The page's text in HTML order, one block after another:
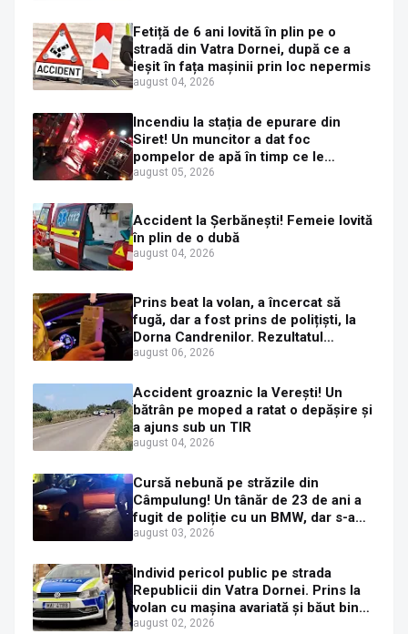
Fetiță de 6 ani lovită în plin pe o
stradă din Vatra Dornei, după ce a
ieșit în fața mașinii prin loc nepermis
august 04, 2026
Incendiu la stația de epurare din
Siret! Un muncitor a dat foc
pompelor de apă în timp ce le
alimenta cu combustibil
august 05, 2026
Accident la Șerbănești! Femeie lovită
în plin de o dubă
august 04, 2026
Prins beat la volan, a încercat să
fugă, dar a fost prins de polițiști, la
Dorna Candrenilor. Rezultatul
etilotestului: 1,59 mg/l alcool pur în
august 06, 2026
Accident groaznic la Verești! Un
bătrân pe moped a ratat o depășire și
a ajuns sub un TIR
august 04, 2026
Cursă nebună pe străzile din
Câmpulung! Un tânăr de 23 de ani a
fugit de poliție cu un BMW, dar s-a
oprit într-un gard de pe strada
august 03, 2026
Individ pericol public pe strada
Republicii din Vatra Dornei. Prins la
volan cu mașina avariată și băut bine,
în plină zi
august 02, 2026